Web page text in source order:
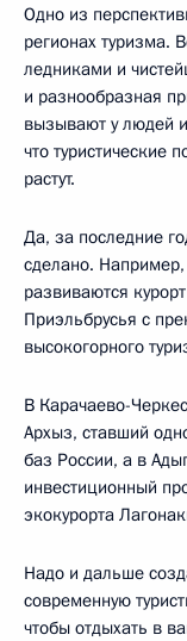
Одно из
регионах туризма.
ледниками и
и разнообразная
вызывают у людей
что туристические
растут.
Да, за последние
сделано.
развиваются
Приэльбрусья с
высокогорного
В Карачаево-
Архыз, ставший
баз России, а в
инвестиционный
экокурорта
Надо и дальше
современную
чтобы отдыхать в